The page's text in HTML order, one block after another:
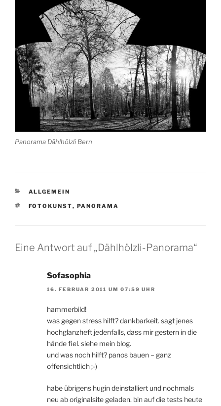
Panorama Dählhölzli Bern
KATEGORIEN
ALLGEMEIN
SCHLAGWÖRTER
FOTOKUNST, PANORAMA
Eine Antwort auf „Dählhölzli-Panorama“
Sofasophia
16. FEBRUAR 2011 UM 07:59 UHR
hammerbild!
was gegen stress hilft? dankbarkeit. sagt jenes
hochglanzheft jedenfalls, dass mir gestern in die
hände fiel. siehe mein blog.
und was noch hilft? panos bauen – ganz
offensichtlich ;-)
habe übrigens hugin deinstalliert und nochmals
neu ab originalsite geladen. bin auf die tests heute